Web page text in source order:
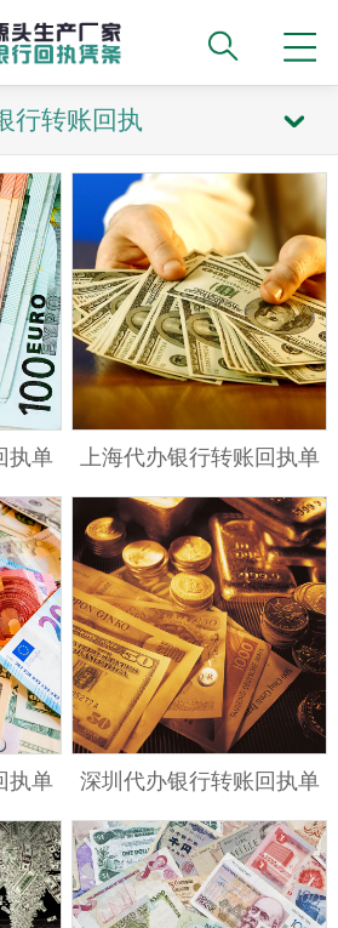
行转账回执
执单 上海代办银行转账回执单
执单 深圳代办银行转账回执单